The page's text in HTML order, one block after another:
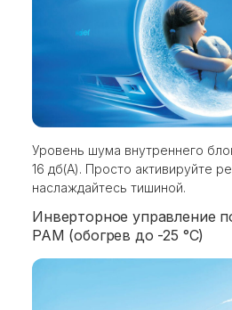
Уровень шума внутреннего
16 дб(А). Просто активируйте
наслаждайтесь тишиной.
Инверторное управление
PAM (обогрев до -25 °С)